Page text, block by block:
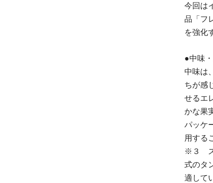
今回は
品「フ
を強化
●中味
中味は
ちが感
せるエ
かな果
パッケ
用する
※３ ス
式のタ
適して